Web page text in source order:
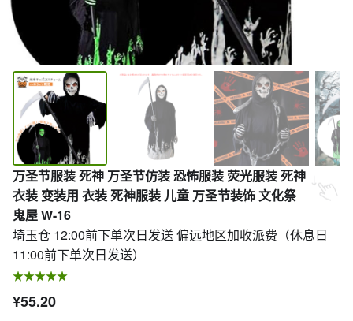
万圣节服装 死神 万圣节仿装 恐怖服装 荧光服装 死神
衣装 变装用 衣装 死神服装 儿童 万圣节装饰 文化祭
鬼屋 W-16
埼玉仓 12:00前下单次日发送 偏远地区加收派费（休息日
11:00前下单次日发送）
¥55.20